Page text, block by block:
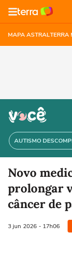
MAPA ASTRALTERRA
AUTISMO
Novo
prolongar
câncer de
3 jun 2026 - 17h06